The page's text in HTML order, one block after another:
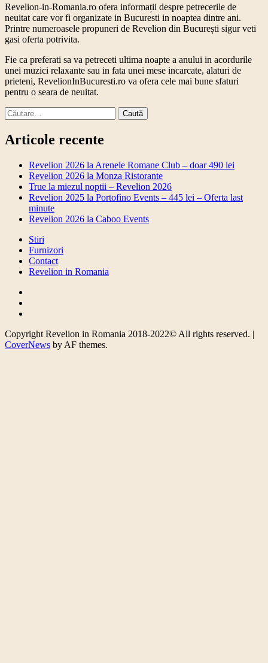
Revelion-in-Romania.ro ofera informații despre petrecerile de
neuitat care vor fi organizate in Bucuresti in noaptea dintre ani.
Printre numeroasele propuneri de Revelion din București sigur veti
gasi oferta potrivita.
Fie ca preferati sa va petreceti ultima noapte a anului in acordurile
unei muzici relaxante sau in fata unei mese incarcate, alaturi de
prieteni, RevelionInBucuresti.ro va ofera cele mai bune sfaturi
pentru o seara de neuitat.
Caută
după:
Articole recente
Revelion 2026 la Arenele Romane Club – doar 490 lei
Revelion 2026 la Monza Ristorante
True la miezul noptii – Revelion 2026
Revelion 2025 la Portofino Events – 445 lei – Oferta last
minute
Revelion 2026 la Caboo Events
Stiri
Furnizori
Contact
Revelion in Romania
Copyright Revelion in Romania 2018-2022© All rights reserved. |
CoverNews by AF themes.